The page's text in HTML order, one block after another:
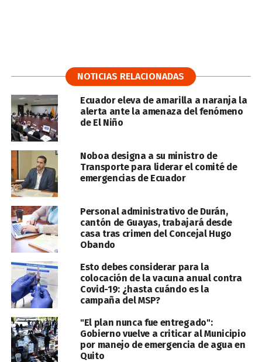
NOTICIAS RELACIONADAS
Ecuador eleva de amarilla a naranja la
alerta ante la amenaza del fenómeno
de El Niño
Noboa designa a su ministro de
Transporte para liderar el comité de
emergencias de Ecuador
Personal administrativo de Durán,
cantón de Guayas, trabajará desde
casa tras crimen del Concejal Hugo
Obando
Esto debes considerar para la
colocación de la vacuna anual contra
Covid-19: ¿hasta cuándo es la
campaña del MSP?
"El plan nunca fue entregado":
Gobierno vuelve a criticar al Municipio
por manejo de emergencia de agua en
Quito